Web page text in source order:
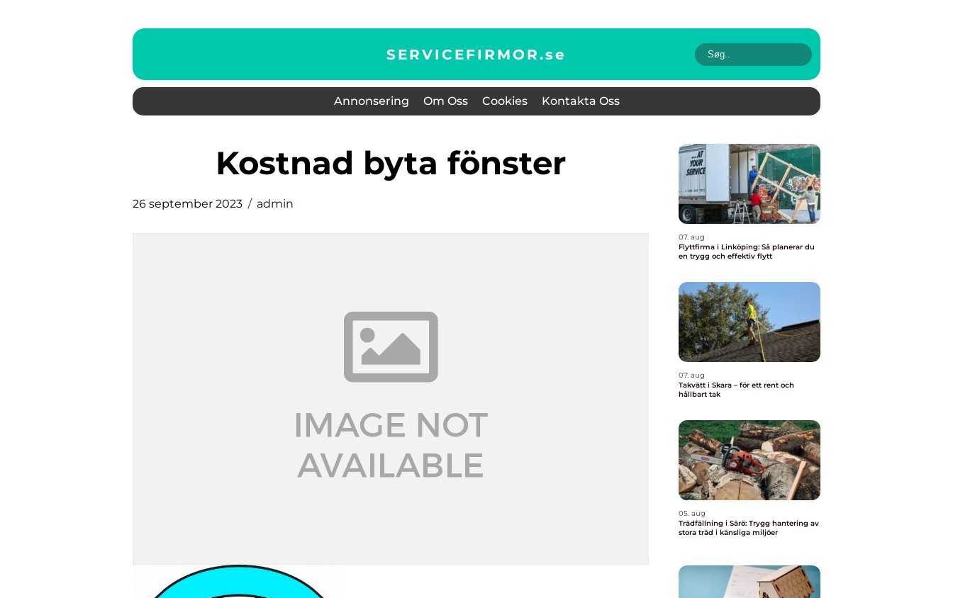
SERVICEFIRMOR.se
Annonsering Om Oss Cookies Kontakta Oss
kostnad byta fönster
26 september 2023 admin
07. aug
Flyttfirma i Linköping: Så planerar du
en trygg och effektiv flytt
07. aug
Takvätt i Skara – för ett rent och
hållbart tak
05. aug
Trädfällning i Särö: Trygg hantering av
stora träd i känsliga miljöer